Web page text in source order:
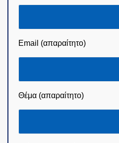
ΟΜΑΔΕΣ ΕΛ.ΑΣ.
Email (απαραίτητο)
Θέμα (απαραίτητο)